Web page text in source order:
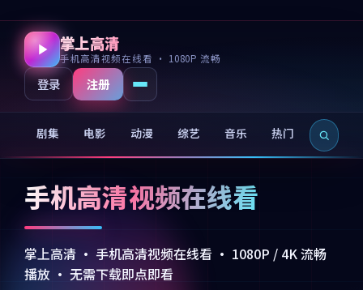
掌上高清
手机高清视频在线看 · 1080P 流畅
登录 注册
剧集 电影 动漫 综艺 音乐 热门 新片
手机高清视频在线看
掌上高清 · 手机高清视频在线看 · 1080P / 4K 流畅
播放 · 无需下载即点即看